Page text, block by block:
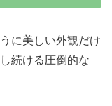
に美しい外観だけ
続ける圧倒的な